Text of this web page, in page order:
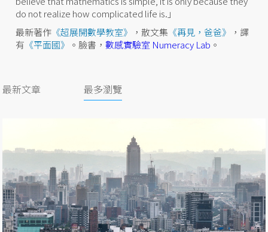
do not realize how complicated life is.」
最新著作 《超展開數學教室》 ，散文集 《再見，爸爸》
，譯
有 《平面國》 。臉書，數感實驗室 Numeracy Lab 。
最新文章 最多瀏覽